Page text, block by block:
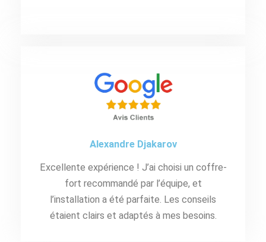
Alexandre Djakarov
Excellente expérience ! J’ai choisi un coffre-
fort recommandé par l’équipe, et
l’installation a été parfaite. Les conseils
étaient clairs et adaptés à mes besoins.